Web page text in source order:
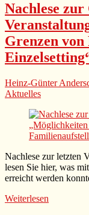
Nachlese
Grenzen
Heinz-Günter
Aktuelles
Nachlese zur letzten
lesen Sie hier, was
erreicht werden
Weiterlesen